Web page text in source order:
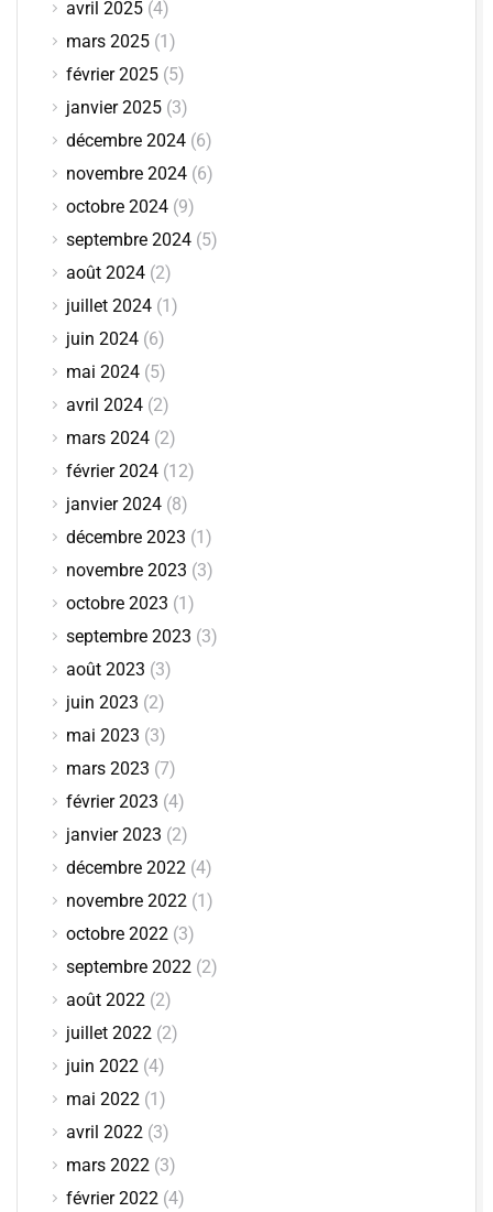
avril 2025 (4)
mars 2025 (1)
février 2025 (5)
janvier 2025 (3)
décembre 2024 (6)
novembre 2024 (6)
octobre 2024 (9)
septembre 2024 (5)
août 2024 (2)
juillet 2024 (1)
juin 2024 (6)
mai 2024 (5)
avril 2024 (2)
mars 2024 (2)
février 2024 (12)
janvier 2024 (8)
décembre 2023 (1)
novembre 2023 (3)
octobre 2023 (1)
septembre 2023 (3)
août 2023 (3)
juin 2023 (2)
mai 2023 (3)
mars 2023 (7)
février 2023 (4)
janvier 2023 (2)
décembre 2022 (4)
novembre 2022 (1)
octobre 2022 (3)
septembre 2022 (2)
août 2022 (2)
juillet 2022 (2)
juin 2022 (4)
mai 2022 (1)
avril 2022 (3)
mars 2022 (3)
février 2022 (4)